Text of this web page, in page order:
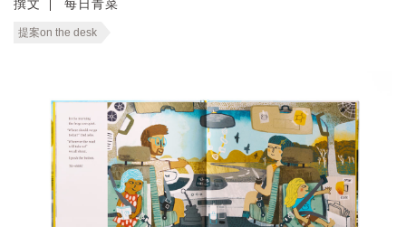
撰文 每日青菜
提案on the desk